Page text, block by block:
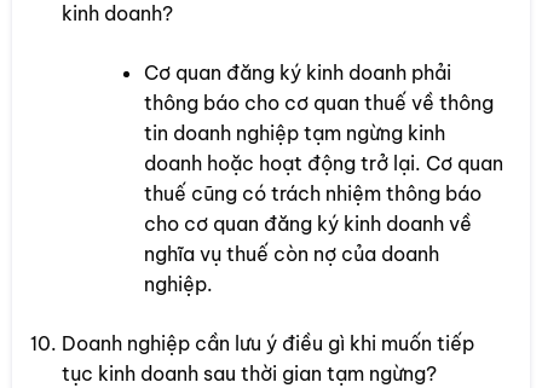
kinh doanh?
Cơ quan đăng ký kinh doanh phải
thông báo cho cơ quan thuế về thông
tin doanh nghiệp tạm ngừng kinh
doanh hoặc hoạt động trở lại. Cơ quan
thuế cũng có trách nhiệm thông báo
cho cơ quan đăng ký kinh doanh về
nghĩa vụ thuế còn nợ của doanh
nghiệp.
Doanh nghiệp cần lưu ý điều gì khi muốn tiếp
tục kinh doanh sau thời gian tạm ngừng?